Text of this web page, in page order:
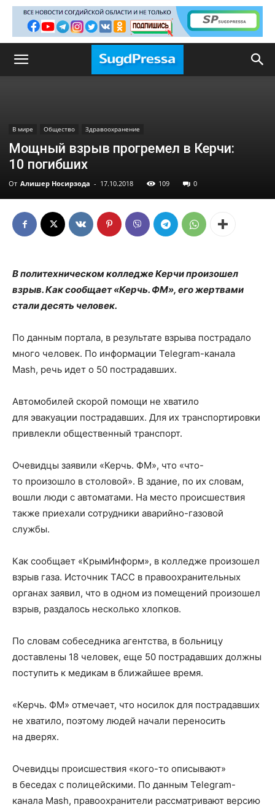
В мире Общество Здравоохранение
Мощный взрыв прогремел в Керчи:
10 погибших
От Алишер Носирзода - 17.10.2018 109 0
В политехническом колледже Керчи произошел
взрыв. Как сообщает «Керчь. ФМ», его жертвами
стали десять человек.
По данным портала, в результате взрыва пострадало
много человек. По информации Telegram-канала
Mash, речь идет о 50 пострадавших.
Автомобилей скорой помощи не хватило
для эвакуации пострадавших. Для их транспортировки
привлекли общественный транспорт.
Очевидцы заявили «Керчь. ФМ», что «что-
то произошло в столовой». В здание, по их словам,
вошли люди с автоматами. На место происшествия
также приехали сотрудники аварийно-газовой
службы.
Как сообщает «КрымИнформ», в колледже произошел
взрыв газа. Источник ТАСС в правоохранительных
органах заявил, что в одном из помещений произошел
взрыв, раздалось несколько хлопков.
По словам собеседника агентства, в больницу
доставлены 18 человек, еще 50 пострадавших должны
поступить к медикам в ближайшее время.
«Керчь. ФМ» отмечает, что носилок для пострадавших
не хватило, поэтому людей начали переносить
на дверях.
Очевидцы происшествия «кого-то описывают»
в беседах с полицейскими. По данным Telegram-
канала Mash, правоохранители рассматривают версию